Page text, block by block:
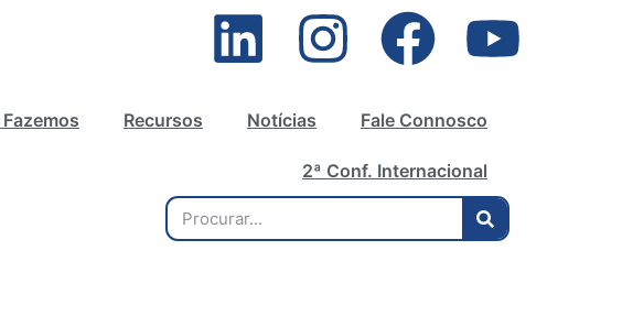
Recursos Notícias Fale Connosco
2ª Conf. Internacional